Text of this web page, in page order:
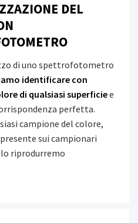
DEL
di uno spettrofotometro
identificare con
di qualsiasi superficiee
perfetta.
campione del colore,
sui campionari
riprodurremo